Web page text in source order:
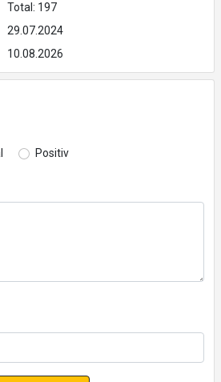
Total: 197
29.07.2024
10.08.2026
Positiv